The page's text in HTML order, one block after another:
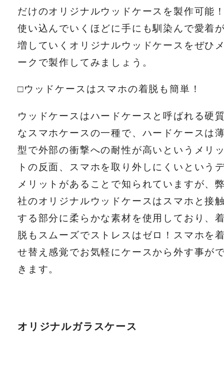
だけのオリジナルウッドケースを製作可能
使い込んでいくほどに手にも馴染んで愛着
増していくオリジナルウッドケースをぜひ
ークで製作してみましょう。
□ウッドケースはスマホの着脱も簡単！
ウッドケースはハードケースと呼ばれる硬
なスマホケースの一種で、ハードケースは
型で外部の衝撃への耐性が高いというメリ
トの反面、スマホを取り外しにくいという
メリットがあることで知られていますが、
社のオリジナルウッドケースはスマホと接
する部分に柔らかな素材を使用しており、
脱もスムーズでストレスはゼロ！スマホを
せ替え感覚でお気軽にケースから外す事が
きます。
オリジナルガラスケース